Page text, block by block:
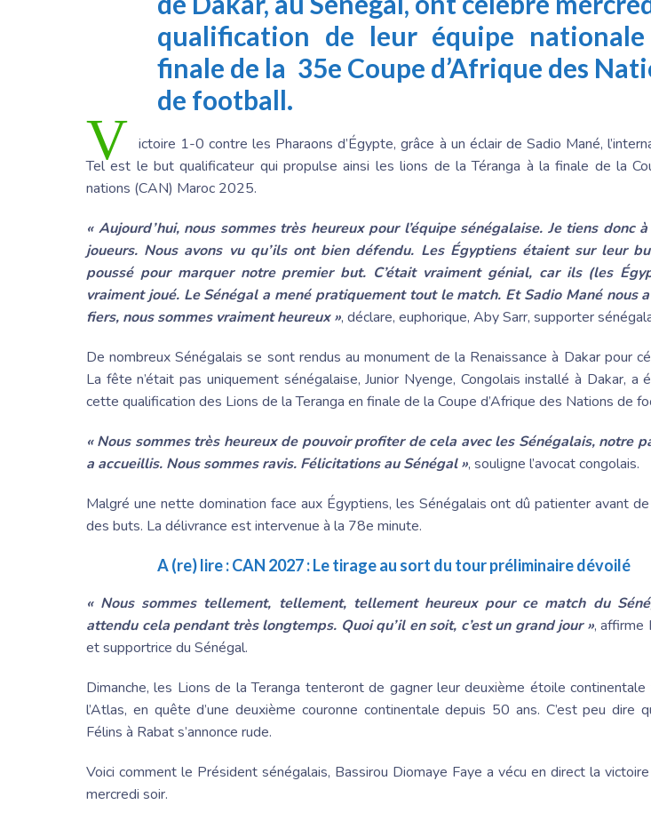
qualification de leur équipe
finale de la 35e Coupe d’Afrique des
de football.
V ictoire 1-0 contre les Pharaons d’Égypte, grâce à un éclair de Sadio Mané,
Tel est le but qualificateur qui propulse ainsi les lions de la Téranga à la finale de la
nations (CAN) Maroc 2025.
« Aujourd’hui, nous sommes très heureux pour l’équipe sénégalaise. Je tiens donc
joueurs. Nous avons vu qu’ils ont bien défendu. Les Égyptiens étaient sur leur
poussé pour marquer notre premier but. C’était vraiment génial, car ils (les
vraiment joué. Le Sénégala mené pratiquement tout le match. Et Sadio Manénous
fiers, nous sommes vraiment heureux », déclare, euphorique, Aby Sarr, supporter
De nombreux Sénégalais se sont rendus au monument de la Renaissance à Dakar pour
La fête n’était pas uniquement sénégalaise,Junior Nyenge, Congolais installé à Dakar, a
cette qualification des Lions de la Teranga en finale de la Coupe d’Afrique des Nations de
« Nous sommes très heureux de pouvoir profiter de cela avec les Sénégalais, notre
a accueillis. Nous sommes ravis. Félicitations au Sénégal», souligne l’avocat congolais.
Malgré une nette domination face aux Égyptiens, les Sénégalais ont dû patienter avant
des buts. La délivrance est intervenue à la 78e minute.
A (re) lire :CAN 2027 : Le tirage au sort du tour préliminaire dévoilé
« Nous sommes tellement, tellement, tellement heureux pour ce match du
attendu cela pendant très longtemps. Quoi qu’il en soit, c’est un grand jour », affirme
et supportrice du Sénégal.
Dimanche, les Lions de la Teranga tenteront de gagner leur deuxième étoile
l’Atlas, en quête d’une deuxième couronne continentale depuis 50 ans. C’est peu dire
Félins à Rabat s’annonce rude.
Voici comment le Président sénégalais, Bassirou Diomaye Faye a vécu en direct la
mercredi soir.